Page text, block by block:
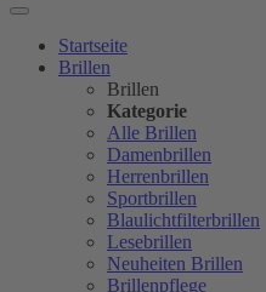
Startseite
Brillen
Brillen
Kategorie
Alle Brillen
Damenbrillen
Herrenbrillen
Sportbrillen
Blaulichtfilterbrillen
Lesebrillen
Neuheiten Brillen
Brillenpflege